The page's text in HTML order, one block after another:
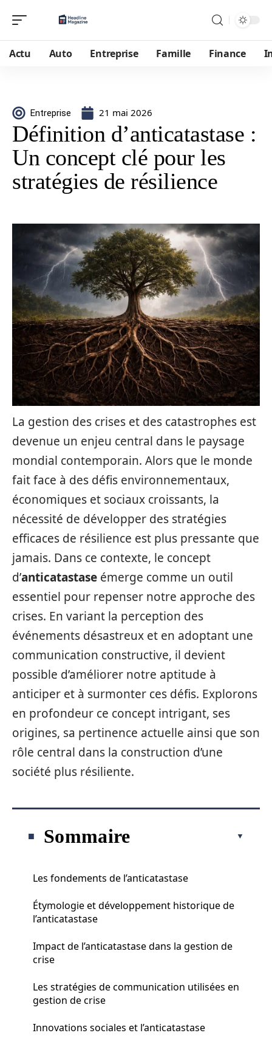
Actu Auto Entreprise Famille Finance
Entreprise 21 mai 2026
Définition d’anticatastase :
Un concept clé pour les
stratégies de résilience
La gestion des crises et des catastrophes est
devenue un enjeu central dans le paysage
mondial contemporain. Alors que le monde
fait face à des défis environnementaux,
économiques et sociaux croissants, la
nécessité de développer des stratégies
efficaces de résilience est plus pressante que
jamais. Dans ce contexte, le concept
d’anticatastase émerge comme un outil
essentiel pour repenser notre approche des
crises. En variant la perception des
événements désastreux et en adoptant une
communication constructive, il devient
possible d’améliorer notre aptitude à
anticiper et à surmonter ces défis. Explorons
en profondeur ce concept intrigant, ses
origines, sa pertinence actuelle ainsi que son
rôle central dans la construction d’une
société plus résiliente.
Sommaire
Les fondements de l’anticatastase
Étymologie et développement historique de
l’anticatastase
Impact de l’anticatastase dans la gestion de
crise
Les stratégies de communication utilisées en
gestion de crise
Innovations sociales et l’anticatastase